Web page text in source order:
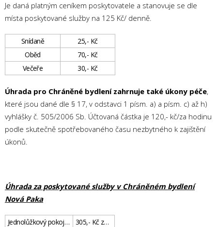
Je daná platným ceníkem poskytovatele a stanovuje se dle
místa poskytované služby na 125 Kč/ denně.
Snídaně
25,- Kč
Oběd
70,- Kč
Večeře
30,- Kč
Úhrada pro Chráněné bydlení zahrnuje také úkony péče,
které jsou dané dle § 17, v odstavci 1 písm. a) a písm. c) až h)
vyhlášky č. 505/2006 Sb. Účtovaná částka je 120,- kč/za hodinu
podle skutečně spotřebovaného času nezbytného k zajištění
úkonů.
Úhrada za poskytované služby v Chráněném bydlení
Nová Paka
Jednolůžkový pokoj v bytě 305,- Kč za den